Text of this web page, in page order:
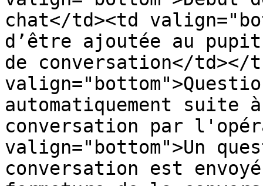
chat</td><td
d’être ajoutée au
de conversation</td></
automatiquement
conversation par
valign="bottom">Un
conversation est